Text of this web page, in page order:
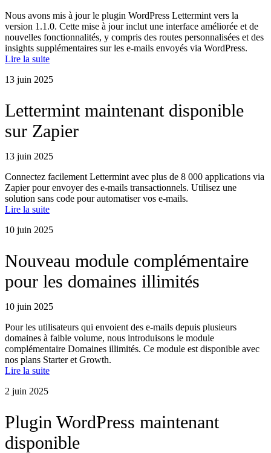
Nous avons mis à jour le plugin WordPress Lettermint vers la
version 1.1.0. Cette mise à jour inclut une interface améliorée et de
nouvelles fonctionnalités, y compris des routes personnalisées et des
insights supplémentaires sur les e-mails envoyés via WordPress.
Lire la suite
13 juin 2025
Lettermint maintenant disponible
sur Zapier
13 juin 2025
Connectez facilement Lettermint avec plus de 8 000 applications via
Zapier pour envoyer des e-mails transactionnels. Utilisez une
solution sans code pour automatiser vos e-mails.
Lire la suite
10 juin 2025
Nouveau module complémentaire
pour les domaines illimités
10 juin 2025
Pour les utilisateurs qui envoient des e-mails depuis plusieurs
domaines à faible volume, nous introduisons le module
complémentaire Domaines illimités. Ce module est disponible avec
nos plans Starter et Growth.
Lire la suite
2 juin 2025
Plugin WordPress maintenant
disponible